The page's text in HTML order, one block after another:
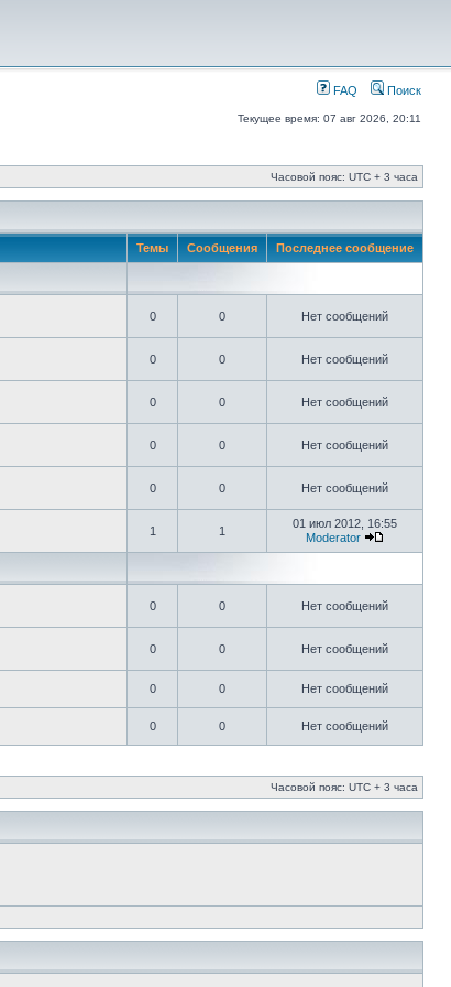
FAQ Поиск
Текущее время: 07 авг 2026, 20:11
Часовой пояс: UTC + 3 часа
Темы Сообщения Последнее сообщение
0 0 Нет сообщений
0 0 Нет сообщений
0 0 Нет сообщений
0 0 Нет сообщений
0 0 Нет сообщений
1 1
01 июл 2012, 16:55
Moderator
0 0 Нет сообщений
0 0 Нет сообщений
0 0 Нет сообщений
0 0 Нет сообщений
Часовой пояс: UTC + 3 часа